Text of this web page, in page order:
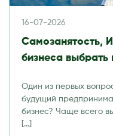
16-07-2026
Самозанятость,
бизнеса выбрать
Один из первых
будущий
бизнес? Чаще всего
[…]